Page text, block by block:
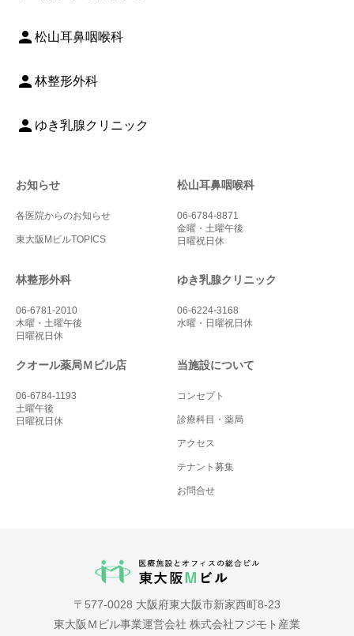
person 松山耳鼻咽喉科
person 林整形外科
person ゆき乳腺クリニック
お知らせ
各医院からのお知らせ
東大阪MビルTOPICS
松山耳鼻咽喉科
06-6784-8871
金曜・土曜午後
日曜祝日休
林整形外科
06-6781-2010
木曜・土曜午後
日曜祝日休
ゆき乳腺クリニック
06-6224-3168
水曜・日曜祝日休
クオール薬局Ｍビル店
06-6784-1193
土曜午後
日曜祝日休
当施設について
コンセプト
診療科目・薬局
アクセス
テナント募集
お問合せ
〒577-0028 大阪府東大阪市新家西町8-23
東大阪Ｍビル事業運営会社 株式会社フジモト産業